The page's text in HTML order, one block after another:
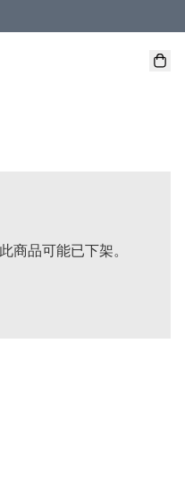
本地送貨、本地取貨 )
商品可能已下架。